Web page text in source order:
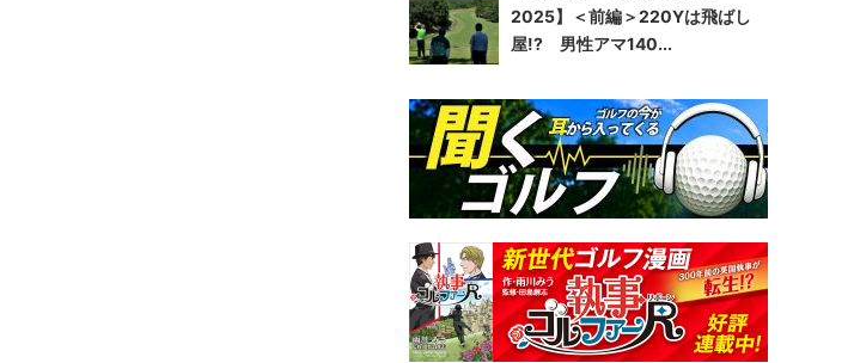
2025】＜前編＞220Yは飛ばし
屋!? 男性アマ140...